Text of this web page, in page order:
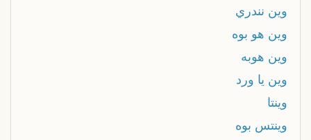
وين نندري
وين هو بوه
وين هوبه
وين يا ورد
وينتا
وينتس بوه